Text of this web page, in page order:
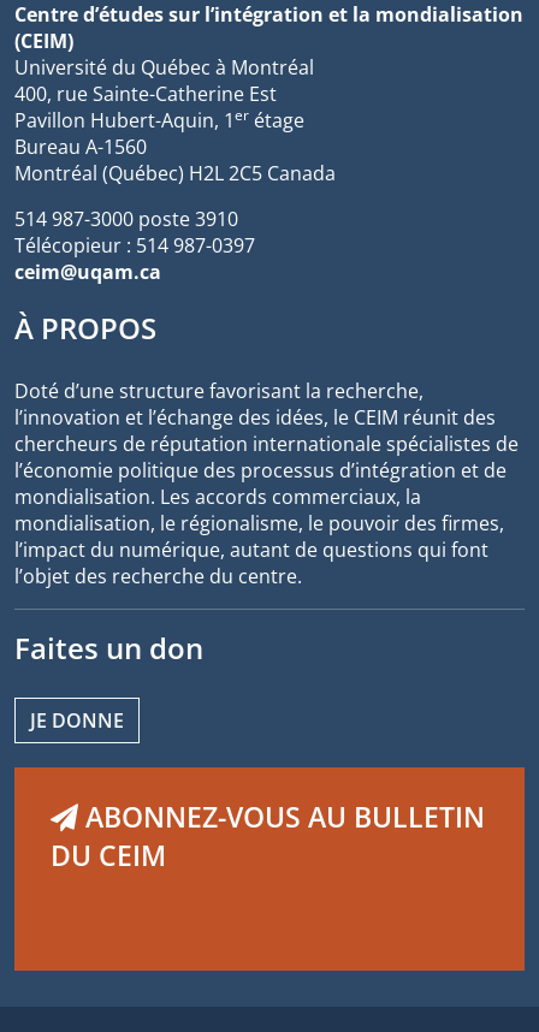
Centre d’études sur l’intégration et la mondialisation
(CEIM)
Université du Québec à Montréal
400, rue Sainte-Catherine Est
Pavillon Hubert-Aquin, 1er étage
Bureau A-1560
Montréal (Québec) H2L 2C5 Canada
514 987-3000 poste 3910
Télécopieur : 514 987-0397
ceim@uqam.ca
À PROPOS
Doté d’une structure favorisant la recherche,
l’innovation et l’échange des idées, le CEIM réunit des
chercheurs de réputation internationale spécialistes de
l’économie politique des processus d’intégration et de
mondialisation. Les accords commerciaux, la
mondialisation, le régionalisme, le pouvoir des firmes,
l’impact du numérique, autant de questions qui font
l’objet des recherche du centre.
Faites un don
JE DONNE
ABONNEZ-VOUS AU BULLETIN
DU CEIM